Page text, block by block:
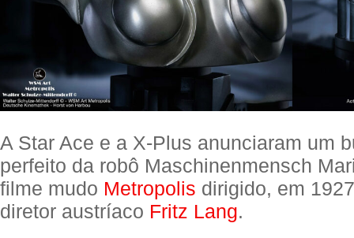
A Star Ace e a X-Plus anunciaram um
perfeito da robô Maschinenmensch
filme mudo Metropolis dirigido, em
diretor austríaco Fritz Lang.